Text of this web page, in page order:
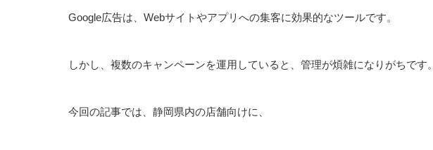
Google広告は、Webサイトやアプリへの集客に効果的なツールです。
しかし、複数のキャンペーンを運用していると、管理が煩雑になりがちです。
今回の記事では、静岡県内の店舗向けに、